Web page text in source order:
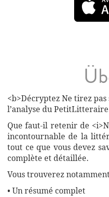
<b>Décryptez Ne tirez
l’analyse du
Que faut-il retenir de
incontournable de la
tout ce que vous devez
complète et détaillée.
Vous trouverez
• Un résumé complet